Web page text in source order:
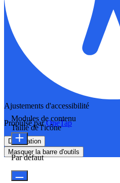
Ajustements d'accessibilité
Propulsé parOneTap
Déclaration
Masquer la barre d'outils
Modules de contenu
Taille de l'icône
Par défaut